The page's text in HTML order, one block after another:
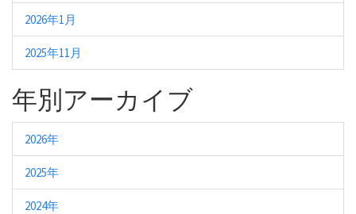
2026年1月
2025年11月
年別アーカイブ
2026年
2025年
2024年